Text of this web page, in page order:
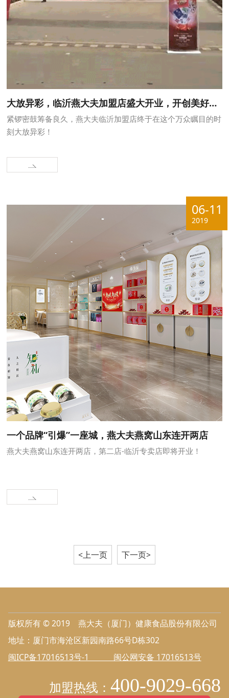
大放异彩，临沂燕大夫加盟店盛大开业，开创美好未来！
紧锣密鼓筹备良久，燕大夫临沂加盟店终于在这个万众瞩目的时
刻大放异彩！
06-11
2019
一个品牌“引爆”一座城，燕大夫燕窝山东连开两店
燕大夫燕窝山东连开两店，第二店-临沂专卖店即将开业！
<上一页 下一页>
版权所有 © 2019 燕大夫（厦门）健康食品股份有限公司
地址：厦门市海沧区新园南路66号D栋302
闽ICP备17016513号-1 闽公网安备 17016513号
加盟热线： 400-9029-668